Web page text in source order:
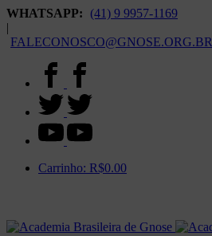
WHATSAPP:
(41) 9 9957-1169
|
FALECONOSCO@GNOSE.ORG.BR
Carrinho: R$0.00